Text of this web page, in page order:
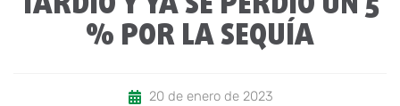
% POR LA SEQUÍA
20 de enero de 2023